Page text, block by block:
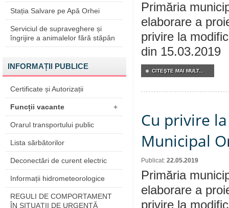
Stația Salvare pe Apă Orhei
Serviciul de supraveghere și
îngrijire a animalelor fără stăpân
INFORMAȚII PUBLICE
Certificate și Autorizații
Funcții vacante +
Orarul transportului public
Lista sărbătorilor
Deconectări de curent electric
Informații hidrometeorologice
REGULI DE COMPORTAMENT
ÎN SITUAŢII DE URGENŢĂ
Primăria
elaborare a
privire la
din 15.03.2019
CITEŞTE MAI MULT...
Cu privire
Municipal
Publicat: 22.05.2019
Primăria
elaborare a
privire la